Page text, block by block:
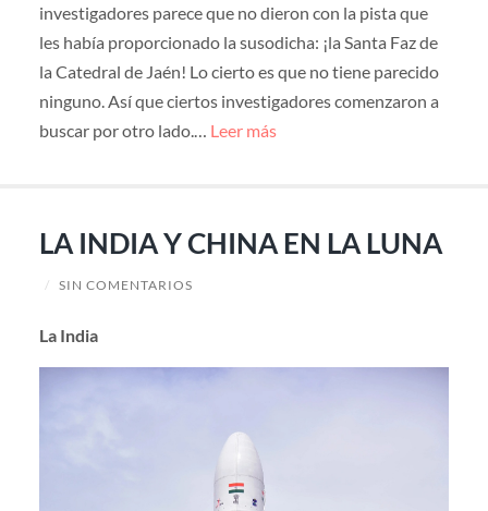
investigadores parece que no dieron con la pista que
les había proporcionado la susodicha: ¡la Santa Faz de
la Catedral de Jaén! Lo cierto es que no tiene parecido
ninguno. Así que ciertos investigadores comenzaron a
buscar por otro lado.… Leer más
LA INDIA Y CHINA EN LA LUNA
/ SIN COMENTARIOS
La India